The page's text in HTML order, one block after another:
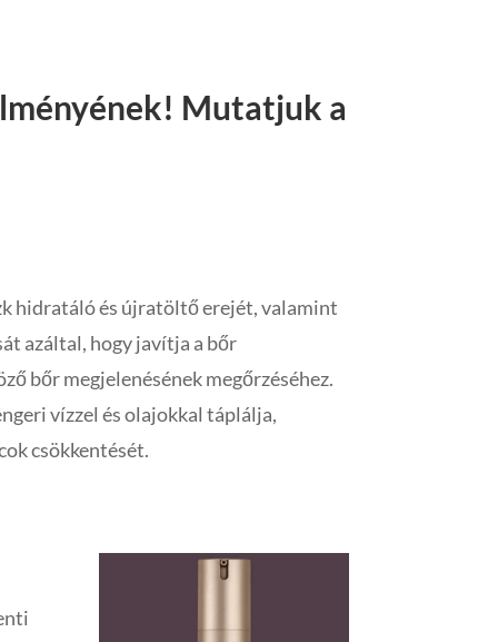
Mutatjuk a
hidratáló és újratöltő erejét, valamint
azáltal, hogy javítja a bőr
bőr megjelenésének megőrzéséhez.
vízzel és olajokkal táplálja,
csökkentését.